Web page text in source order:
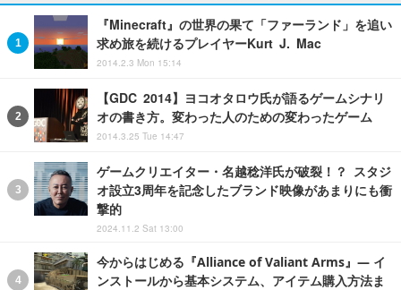
『Minecraft』の世界の果て「ファーランド」を追い
求め旅を続けるプレイヤーKurt J. Mac
2014.2.3 Mon 15:14
【GDC 2014】ヨコオタロウ氏が語るゲームシナリ
オの書き方。変わった人のための変わったゲーム
2014.3.25 Tue 14:47
ゲームクリエイター・名越稔洋氏が破裂！？ スタジ
オ設立3周年を記念したブランド映像があまりにも衝
撃的
2024.11.2 Sat 13:00
今からはじめる『Alliance of Valiant Arms』― イ
ンストールから基本システム、アイテム購入方法ま